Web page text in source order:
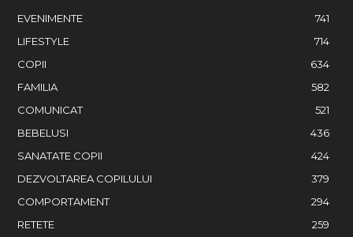
EVENIMENTE
741
LIFESTYLE
714
COPII
634
FAMILIA
582
COMUNICAT
521
BEBELUSI
436
SANATATE COPII
424
DEZVOLTAREA COPILULUI
379
COMPORTAMENT
294
RETETE
259